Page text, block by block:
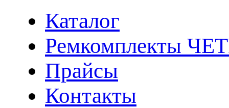
Каталог
Ремкомплекты
Прайсы
Контакты